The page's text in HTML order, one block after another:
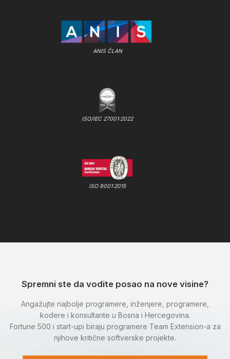
ANIS ČLAN
ISO/IEC 27001:2022
ISO 9001:2015
Spremni ste da vodite posao na nove visine?
Angažujte najbolje programere, inženjere, programere,
kodere i konsultante u Bosna i Hercegovina.
Fortune 500 i start-upi biraju programere Team Extension-a za
njihove kritične softverske projekte.